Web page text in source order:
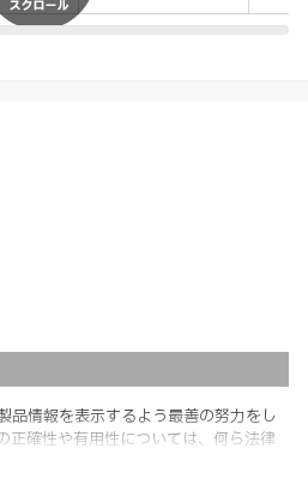
情報を表示するよう最善の努力をし
正確性や有用性については、何ら法律